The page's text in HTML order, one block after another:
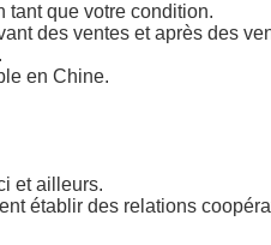
tant que votre condition.
des ventes et après des
en Chine.
et ailleurs.
établir des relations